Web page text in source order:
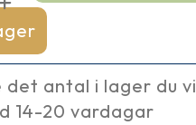
det antal i lager du
14-20 vardagar